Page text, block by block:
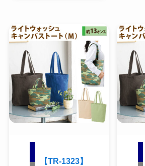
【TR-1323】